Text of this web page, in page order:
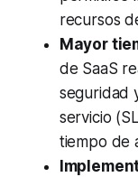
recursos
Mayor
de SaaS
seguridad
servicio
tiempo de